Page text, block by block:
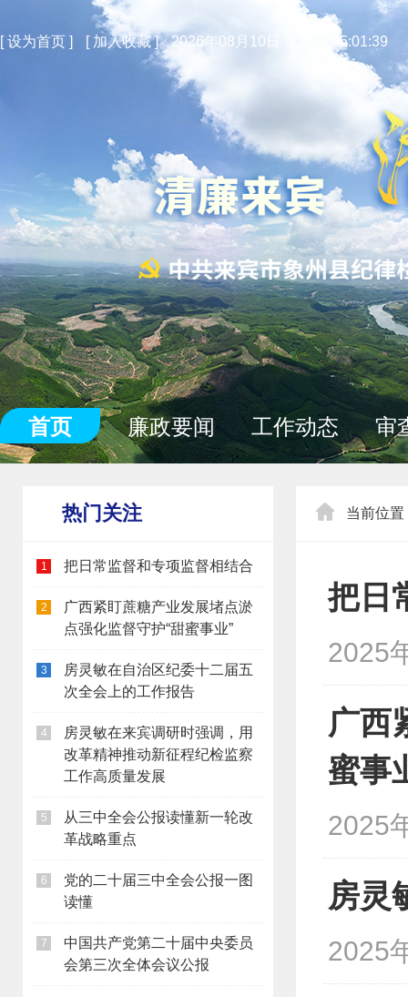
[设为首页 ] [ 加入收藏] 2026年08月10日 星期一 05:01:40
首页 廉政要闻 工作动态 审
热门关注
1 把日常监督和专项监督相结合
2
广西紧盯蔗糖产业发展堵点淤
点强化监督守护“甜蜜事业”
3
房灵敏在自治区纪委十二届五
次全会上的工作报告
4
房灵敏在来宾调研时强调，用
改革精神推动新征程纪检监察
工作高质量发展
5
从三中全会公报读懂新一轮改
革战略重点
6
党的二十届三中全会公报一图
读懂
7
中国共产党第二十届中央委员
会第三次全体会议公报
当前位置
把日
2025
广西
蜜事
2025
房灵
2025